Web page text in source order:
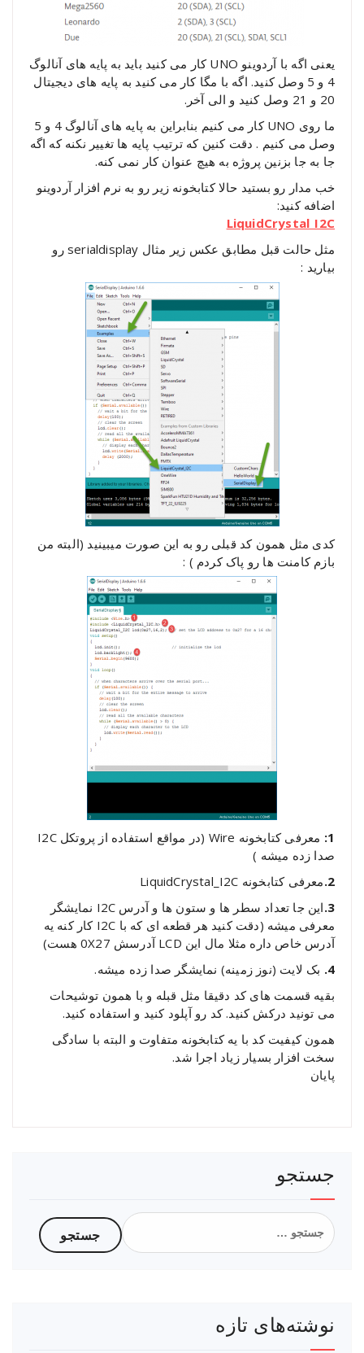
یعنی اگه با آردوینو UNO کار می کنید باید به پایه های آنالوگ
4 و 5 وصل کنید. اگه با مگا کار می کنید به پایه های دیجیتال
20 و 21 وصل کنید و الی آخر.
ما روی UNO کار می کنیم بنابراین به پایه های آنالوگ 4 و 5
وصل می کنیم . دقت کنین که ترتیب پایه ها تغییر نکنه که اگه
جا به جا بزنین پروژه به هیچ عنوان کار نمی کنه.
خب مدار رو بستید حالا کتابخونه زیر رو به نرم افزار آردوینو
اضافه کنید:
LiquidCrystal_I2C
مثل حالت قبل مطابق عکس زیر مثال serialdisplay رو
بیارید :
کدی مثل همون کد قبلی رو به این صورت میبینید (البته من
بازم کامنت ها رو پاک کردم ) :
1:
معرفی کتابخونه Wire (در مواقع استفاده از پروتکل I2C
صدا زده میشه )
2. معرفی کتابخونه LiquidCrystal_I2C
3.
این جا تعداد سطر ها و ستون ها و آدرس I2C نمایشگر
معرفی میشه (دقت کنید هر قطعه ای که با I2C کار کنه یه
آدرس خاص داره مثلا مال این LCD آدرسش 0X27 هست)
4. بک لایت (نوز زمینه) نمایشگر صدا زده میشه.
بقیه قسمت های کد دقیقا مثل قبله و با همون توشیحات
می تونید درکش کنید. کد رو آپلود کنید و استفاده کنید.
همون کیفیت کد با یه کتابخونه متفاوت و البته با سادگی
سخت افزار بسیار زیاد اجرا شد.
پایان
جستجو
جستجو
برای:
نوشته‌های تازه